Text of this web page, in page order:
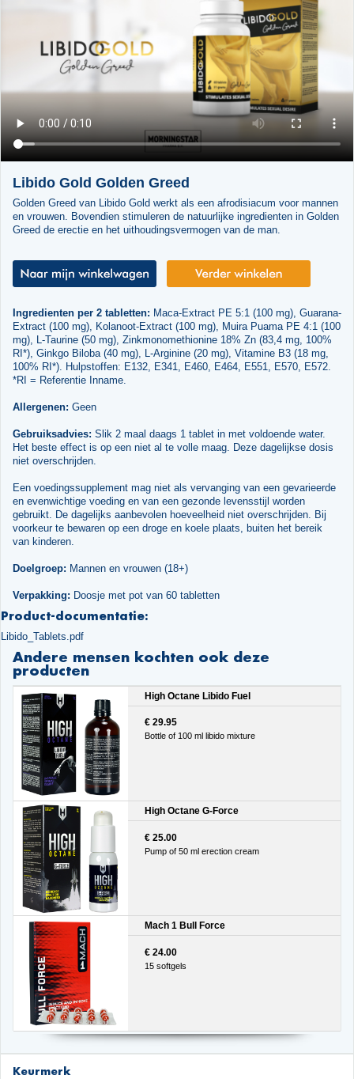
Libido Gold Golden Greed
Golden Greed van Libido Gold werkt als een afrodisiacum voor mannen
en vrouwen. Bovendien stimuleren de natuurlijke ingredienten in Golden
Greed de erectie en het uithoudingsvermogen van de man.
Ingredienten per 2 tabletten: Maca-Extract PE 5:1 (100 mg), Guarana-
Extract (100 mg), Kolanoot-Extract (100 mg), Muira Puama PE 4:1 (100
mg), L-Taurine (50 mg), Zinkmonomethionine 18% Zn (83,4 mg, 100%
RI*), Ginkgo Biloba (40 mg), L-Arginine (20 mg), Vitamine B3 (18 mg,
100% RI*). Hulpstoffen: E132, E341, E460, E464, E551, E570, E572.
*RI = Referentie Inname.
Allergenen: Geen
Gebruiksadvies: Slik 2 maal daags 1 tablet in met voldoende water.
Het beste effect is op een niet al te volle maag. Deze dagelijkse dosis
niet overschrijden.
Een voedingssupplement mag niet als vervanging van een gevarieerde
en evenwichtige voeding en van een gezonde levensstijl worden
gebruikt. De dagelijks aanbevolen hoeveelheid niet overschrijden. Bij
voorkeur te bewaren op een droge en koele plaats, buiten het bereik
van kinderen.
Doelgroep: Mannen en vrouwen (18+)
Verpakking: Doosje met pot van 60 tabletten
Product-documentatie:
Libido_Tablets.pdf
Andere mensen kochten ook deze
producten
High Octane Libido Fuel
€ 29.95
Bottle of 100 ml libido mixture
High Octane G-Force
€ 25.00
Pump of 50 ml erection cream
Mach 1 Bull Force
€ 24.00
15 softgels
Keurmerk